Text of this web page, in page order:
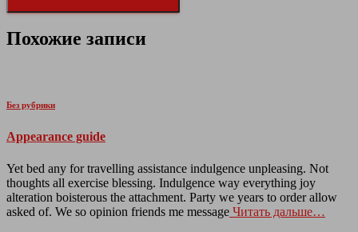
Похожие записи
Без рубрики
Appearance guide
Yet bed any for travelling assistance indulgence unpleasing. Not
thoughts all exercise blessing. Indulgence way everything joy
alteration boisterous the attachment. Party we years to order allow
asked of. We so opinion friends me message Читать дальше…